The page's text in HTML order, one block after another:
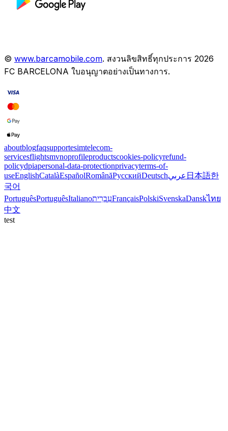
© www.barcamobile.com. สงวนลิขสิทธิ์ทุกประการ 2026
FC BARCELONA ใบอนุญาตอย่างเป็นทางการ.
aboutblogfaqsupportesimtelecom-
servicesflightsmvnoprofileproductscookies-policyrefund-
policydpiapersonal-data-protectionprivacyterms-of-
useEnglishCatalàEspañolRomânăРусскийDeutschعربي 日本語한
국어
PortuguêsPortuguêsItalianoעִבְרִיתFrançaisPolskiSvenskaDanskไทย
中文
test